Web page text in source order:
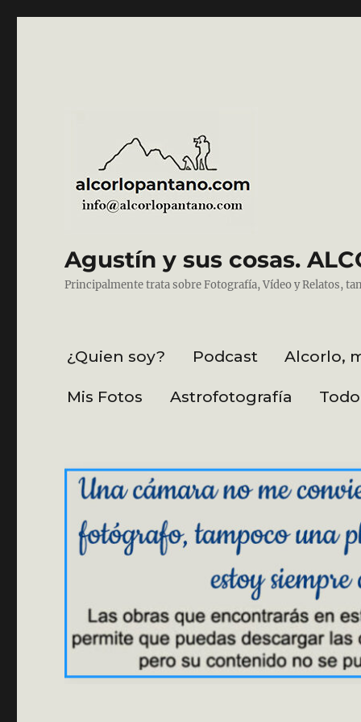
Agustín y sus cosas.
Principalmente trata sobre Fotografía, Vídeo y Relatos,
¿Quien soy? Podcast Alcorlo,
Mis Fotos Astrofotografía